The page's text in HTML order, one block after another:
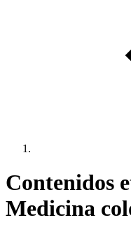
Contenidos
Medicina